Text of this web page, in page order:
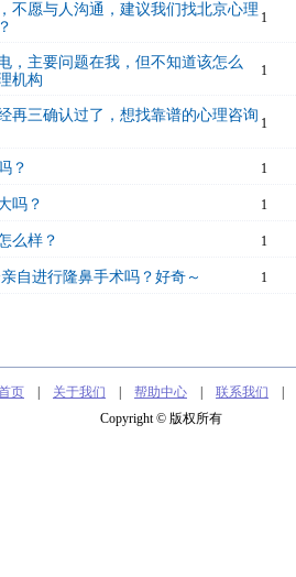
不愿与人沟通，建议我们找北京心理 1
，主要问题在我，但不知道该怎么
机构
1
再三确认过了，想找靠谱的心理咨询 1
？ 1
吗？ 1
么样？ 1
自进行隆鼻手术吗？好奇～ 1
页 关于我们 帮助中心 联系我们
Copyright © 版权所有